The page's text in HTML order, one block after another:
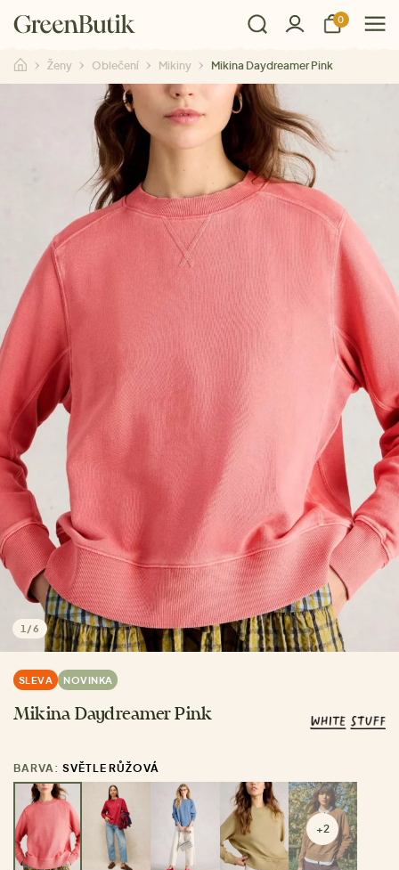
0
Ženy Oblečení Mikiny Mikina Daydreamer Pink
1 /6
SLEVA NOVINKA
Mikina Daydreamer Pink
BARVA: SVĚTLE RŮŽOVÁ
+2